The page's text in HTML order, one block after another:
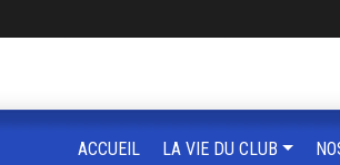
ACCUEIL LA VIE DU CLUB